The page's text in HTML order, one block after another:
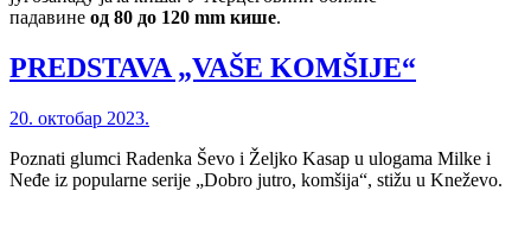
падавине од 80 до 120 mm кише.
PREDSTAVA „VAŠE KOMŠIJE“
20. октобар 2023.
Poznati glumci Radenka Ševo i Željko Kasap u ulogama Milke i
Neđe iz popularne serije „Dobro jutro, komšija“, stižu u Kneževo.